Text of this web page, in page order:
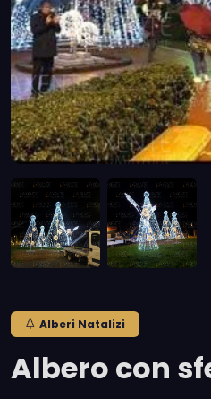
Alberi Natalizi
Albero con